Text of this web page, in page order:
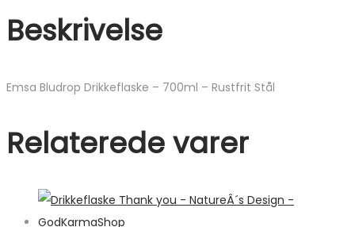
Beskrivelse
Emsa Bludrop Drikkeflaske – 700ml – Rustfrit Stål
Relaterede varer